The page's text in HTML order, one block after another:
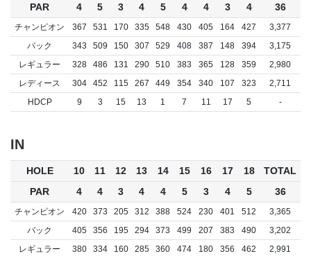
PAR
4 5 3 4 5 4 4 3 4 36
チャンピオン 367 531 170 335 548 430 405 164 427
3,377
バック
343 509 150 307 529 408 387 148 394
3,175
レギュラー
328 486 131 290 510 383 365 128 359
2,980
レディース
304 452 115 267 449 354 340 107 323
2,711
HDCP
9 3 15 13 1 7 11 17 5 -
IN
HOLE 10 11 12 13 14 15 16 17 18
TOTAL
PAR
4 4 3 4 4 5 3 4 5 36
チャンピオン 420 373 205 312 388 524 230 401 512
3,365
バック
405 356 195 294 373 499 207 383 490
3,202
レギュラー
380 334 160 285 360 474 180 356 462
2,991